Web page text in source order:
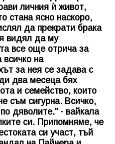
личния ѝ живот,
стана ясно наскоро,
да прекрати брака
видял да му
все още отрича за
на
за нея се задава с
два месеца бях
и семейство, които
съм сигурна. Всичко,
дяволите." - вайкала
си. Припомняме, че
си участ, тъй